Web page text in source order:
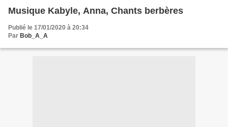
Musique Kabyle, Anna, Chants berbères
Publié le 17/01/2020 à 20:34
Par Bob_A_A